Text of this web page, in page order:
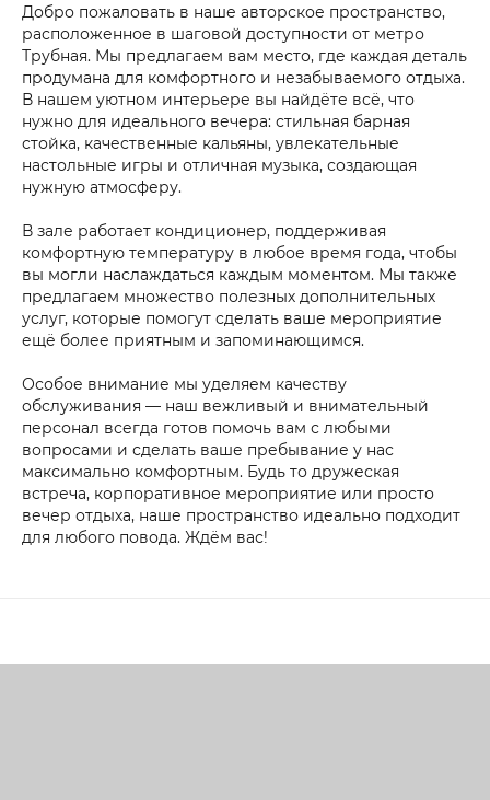
Добро пожаловать в наше авторское пространство,
расположенное в шаговой доступности от метро
Трубная. Мы предлагаем вам место, где каждая деталь
продумана для комфортного и незабываемого отдыха.
В нашем уютном интерьере вы найдёте всё, что
нужно для идеального вечера: стильная барная
стойка, качественные кальяны, увлекательные
настольные игры и отличная музыка, создающая
нужную атмосферу.
В зале работает кондиционер, поддерживая
комфортную температуру в любое время года, чтобы
вы могли наслаждаться каждым моментом. Мы также
предлагаем множество полезных дополнительных
услуг, которые помогут сделать ваше мероприятие
ещё более приятным и запоминающимся.
Особое внимание мы уделяем качеству
обслуживания — наш вежливый и внимательный
персонал всегда готов помочь вам с любыми
вопросами и сделать ваше пребывание у нас
максимально комфортным. Будь то дружеская
встреча, корпоративное мероприятие или просто
вечер отдыха, наше пространство идеально подходит
для любого повода. Ждём вас!